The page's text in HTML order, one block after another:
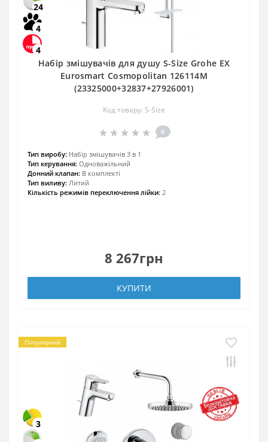
24
4
4
Набір змішувачів для душу S-Size Grohe EX
Eurosmart Cosmopolitan 126114M
(23325000+32837+27926001)
Код товару: S-Size
0
Тип виробу: Набір змішувачів 3 в 1
Тип керування: Одноважільний
Донний клапан: В комплекті
Тип виливу: Литий
Кількість режимів переключення лійки: 2
8 267грн
КУПИТИ
Популярний
3